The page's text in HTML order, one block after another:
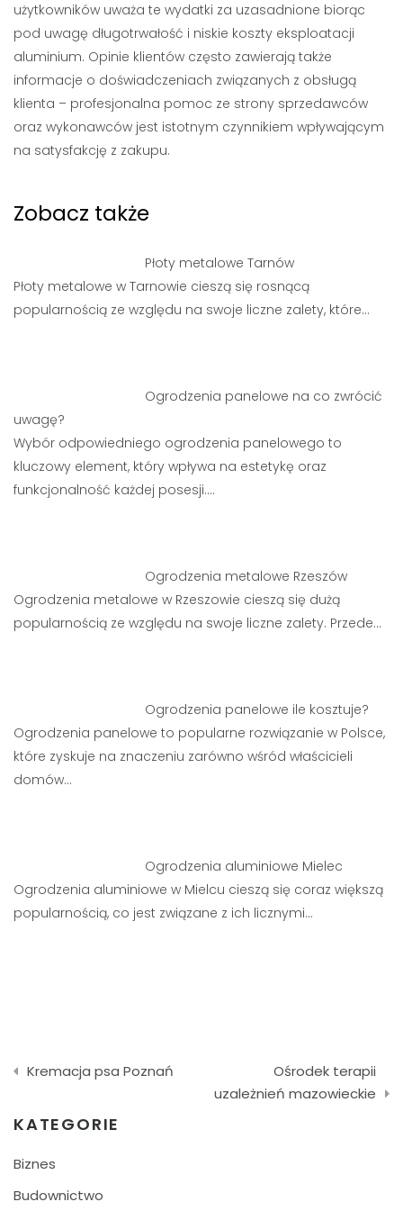
użytkowników uważa te wydatki za uzasadnione biorąc
pod uwagę długotrwałość i niskie koszty eksploatacji
aluminium. Opinie klientów często zawierają także
informacje o doświadczeniach związanych z obsługą
klienta – profesjonalna pomoc ze strony sprzedawców
oraz wykonawców jest istotnym czynnikiem wpływającym
na satysfakcję z zakupu.
Zobacz także
Płoty metalowe Tarnów
Płoty metalowe w Tarnowie cieszą się rosnącą
popularnością ze względu na swoje liczne zalety, które…
Ogrodzenia panelowe na co zwrócić
uwagę?
Wybór odpowiedniego ogrodzenia panelowego to
kluczowy element, który wpływa na estetykę oraz
funkcjonalność każdej posesji.…
Ogrodzenia metalowe Rzeszów
Ogrodzenia metalowe w Rzeszowie cieszą się dużą
popularnością ze względu na swoje liczne zalety. Przede…
Ogrodzenia panelowe ile kosztuje?
Ogrodzenia panelowe to popularne rozwiązanie w Polsce,
które zyskuje na znaczeniu zarówno wśród właścicieli
domów…
Ogrodzenia aluminiowe Mielec
Ogrodzenia aluminiowe w Mielcu cieszą się coraz większą
popularnością, co jest związane z ich licznymi…
Nawigacja
Kremacja psa Poznań
Ośrodek terapii
uzależnień mazowieckie
KATEGORIE
Biznes
Budownictwo